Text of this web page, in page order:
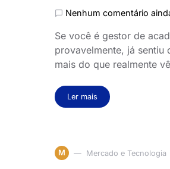
Nenhum comentário
Se você é gestor de
provavelmente, já sentiu
mais do que realmente
Ler mais
M Mercado e Tecnologia